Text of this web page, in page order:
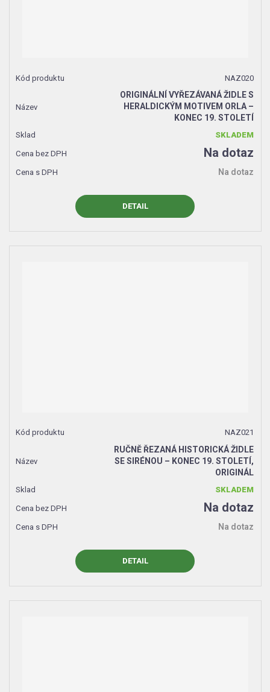
NAZ020
ORIGINÁLNÍ VYŘEZÁVANÁ ŽIDLE S
HERALDICKÝM MOTIVEM ORLA –
KONEC 19. STOLETÍ
SKLADEM
Na dotaz
Na dotaz
DETAIL
NAZ021
RUČNĚ ŘEZANÁ HISTORICKÁ ŽIDLE
SE SIRÉNOU – KONEC 19. STOLETÍ,
ORIGINÁL
SKLADEM
Na dotaz
Na dotaz
DETAIL